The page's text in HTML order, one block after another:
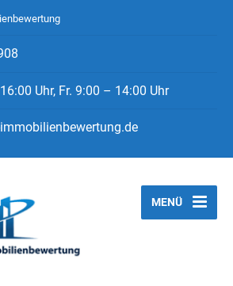
Uhr, Fr. 9:00 – 14:00 Uhr
MENÜ